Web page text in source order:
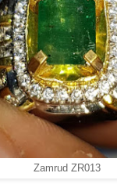
Zamrud ZR013